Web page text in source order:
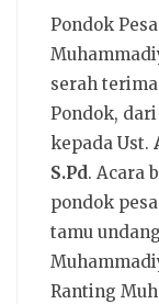
Pondok
serah
Pondok, dari
kepada Ust.
S.Pd. Acara
pondok
tamu
Ranting